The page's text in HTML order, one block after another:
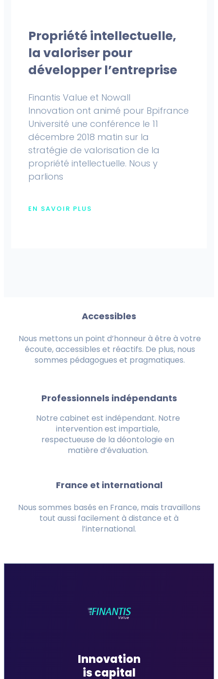
Propriété intellectuelle,
la valoriser pour
développer l’entreprise
Finantis Value et Nowall
Innovation ont animé pour Bpifrance
Université une conférence le 11
décembre 2018 matin sur la
stratégie de valorisation de la
propriété intellectuelle. Nous y
parlions
EN SAVOIR PLUS
Accessibles
Nous mettons un point d’honneur à être à votre
écoute, accessibles et réactifs. De plus, nous
sommes pédagogues et pragmatiques.
Professionnels indépendants
Notre cabinet est indépendant. Notre
intervention est impartiale,
respectueuse de la déontologie en
matière d’évaluation.
France et international
Nous sommes basés en France, mais travaillons
tout aussi facilement à distance et à
l’international.
Innovation
is capital